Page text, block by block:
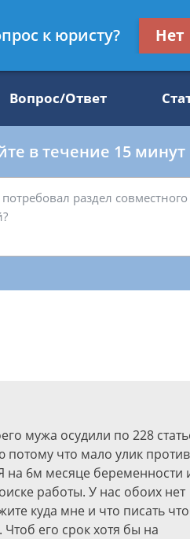
Вопрос/Ответ
в течение 15 минут
мужа осудили по 228
потому что мало улик против
на 6м месяце беременности
работы. У нас обоих нет
куда мне и что писать
его срок хотя бы на
к юристу? Нет